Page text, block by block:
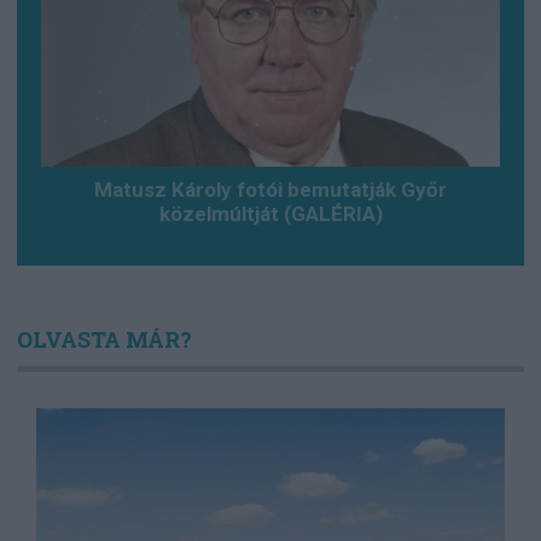
Matusz Károly fotói bemutatják Győr
közelmúltját (GALÉRIA)
OLVASTA MÁR?